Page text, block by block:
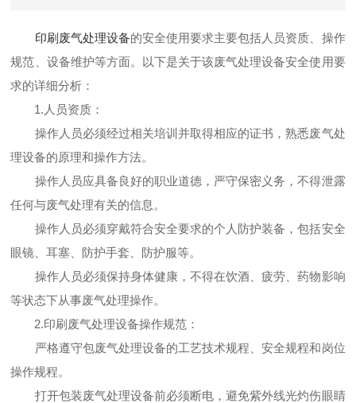
印刷废气处理设备的安全使用要求主要包括人员资质、操作
规范、设备维护等方面。以下是关于该废气处理设备安全使用要
求的详细分析：
1.人员资质：
操作人员必须经过相关培训并取得相应的证书，熟悉废气处
理设备的原理和操作方法。
操作人员应具备良好的职业道德，严守保密义务，不得泄露
任何与废气处理有关的信息。
操作人员必须穿戴符合安全要求的个人防护装备，包括安全
眼镜、耳塞、防护手套、防护服等。
操作人员必须保持身体健康，不得在饮酒、疲劳、药物影响
等状态下从事废气处理操作。
2.印刷废气处理设备操作规范：
严格遵守包废气处理设备的工艺技术规程、安全规程和岗位
操作规程。
打开包装废气处理设备前必须断电，避免紫外线光灼伤眼睛